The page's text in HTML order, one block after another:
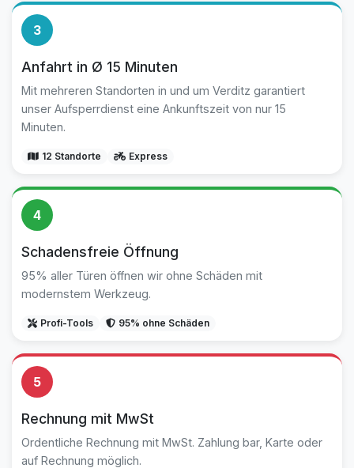
3
Anfahrt in Ø 15 Minuten
Mit mehreren Standorten in und um Verditz garantiert
unser Aufsperrdienst eine Ankunftszeit von nur 15
Minuten.
12 Standorte Express
4
Schadensfreie Öffnung
95% aller Türen öffnen wir ohne Schäden mit
modernstem Werkzeug.
Profi-Tools 95% ohne Schäden
5
Rechnung mit MwSt
Ordentliche Rechnung mit MwSt. Zahlung bar, Karte oder
auf Rechnung möglich.